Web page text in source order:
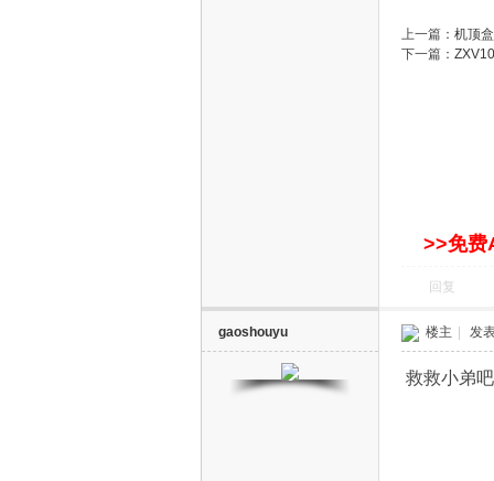
上一篇： 机顶
下一篇：
>>免费
回复
gaoshouyu 楼主 发
救救小弟吧